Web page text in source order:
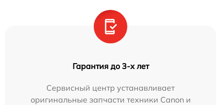
Гарантия до 3-х лет
Сервисный центр устанавливает
оригинальные запчасти техники Canon и